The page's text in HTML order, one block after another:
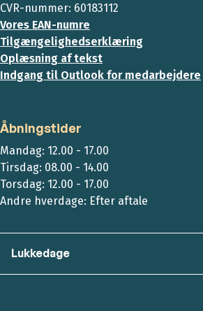
CVR-nummer: 60183112
Vores EAN-numre
Tilgængelighedserklæring
Oplæsning af tekst
Indgang til Outlook for medarbejdere
Åbningstider
Mandag: 12.00 - 17.00
Tirsdag: 08.00 - 14.00
Torsdag: 12.00 - 17.00
Andre hverdage: Efter aftale
Lukkedage